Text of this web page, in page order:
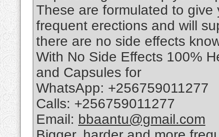
These are formulated to
frequent erections and will
there are no side effects
With No Side Effects 100%
and Capsules for
WhatsApp: +256759011277
Calls: +256759011277
Email: bbaantu@gmail.com